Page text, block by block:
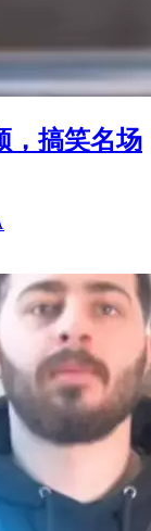
，搞笑名场